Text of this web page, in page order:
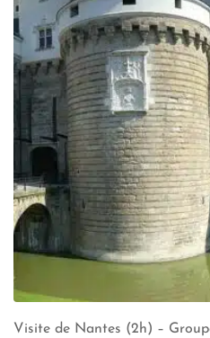
Visite de Nantes (2h) –